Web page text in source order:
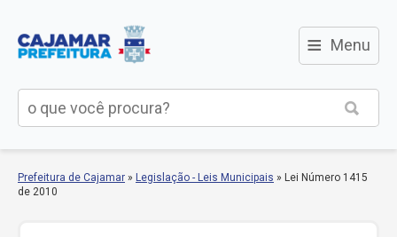
≡ Menu
Prefeitura de Cajamar » Legislação - Leis Municipais » Lei Número 1415
de 2010